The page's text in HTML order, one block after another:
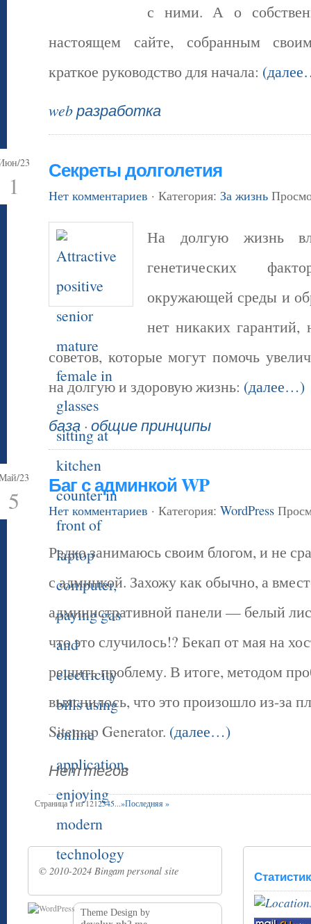
с ними. А о
настоящем сайте, собранным
краткое руководство для начала:
web разработка
23
1
Секреты долголетия
Нет комментариев · Категория: За жизнь
На долгую жизнь
генетических
окружающей среды и
нет никаких гарантий,
советов, которые могут помочь
на долгую и здоровую жизнь: (далее…)
база · общие принципы
23
5
Баг с админкой WP
Нет комментариев · Категория: WordPress
Редко занимаюсь своим блогом, и не
с админкой. Захожу как обычно, а
административной панели — белый
что это случилось!? Бекап от мая на
решить проблему. В итоге, методом
выяснилось, что это произошло из-за
Sitemap Generator. (далее…)
Нет тегов
Страница 1 из 1212345...»Последняя »
© 2010-2024 Bingam personal site
Theme Design by